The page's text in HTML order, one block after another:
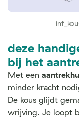
deze
bij het
Met een
minder kracht
De kous glijdt
wrijving. Je loopt